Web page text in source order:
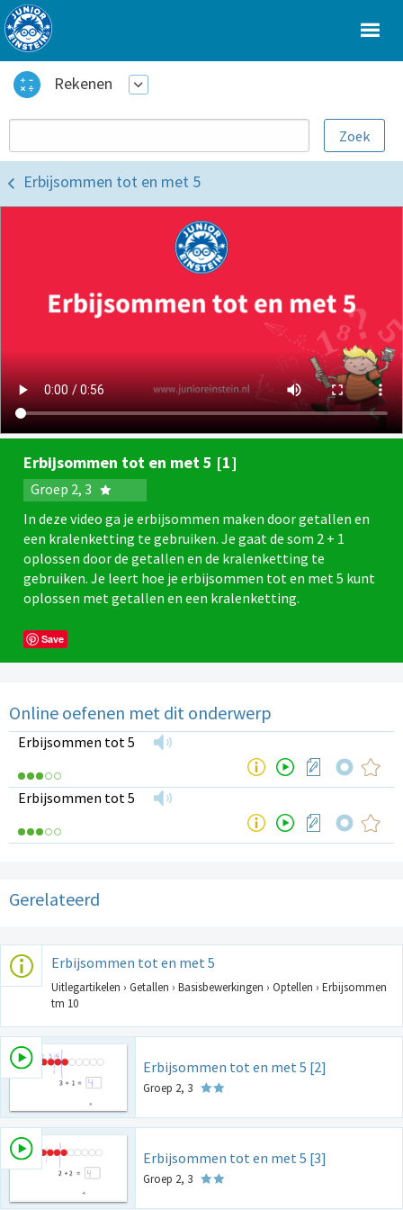
Rekenen
Erbijsommen tot en met 5
Erbijsommen tot en met 5 [1]
Groep 2, 3
In deze video ga je erbijsommen maken door getallen en
een kralenketting te gebruiken. Je gaat de som 2 + 1
oplossen door de getallen en de kralenketting te
gebruiken. Je leert hoe je erbijsommen tot en met 5 kunt
oplossen met getallen en een kralenketting.
Save
Online oefenen met dit onderwerp
Erbijsommen tot 5
Erbijsommen tot 5
Gerelateerd
Erbijsommen tot en met 5
Uitlegartikelen › Getallen › Basisbewerkingen › Optellen › Erbijsommen
tm 10
Erbijsommen tot en met 5 [2]
Groep 2, 3
Erbijsommen tot en met 5 [3]
Groep 2, 3